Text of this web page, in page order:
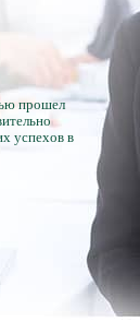
прошел
успехов в